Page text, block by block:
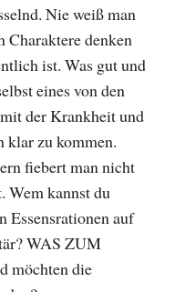
Nie weiß man
denken
ist. Was gut und
eines von den
der Krankheit und
klar zu kommen.
fiebert man nicht
Wem kannst du
Essensrationen auf
WAS ZUM
möchten die